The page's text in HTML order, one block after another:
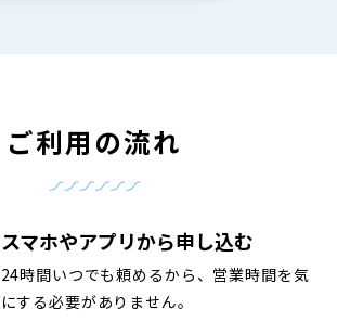
ご利用の流れ
スマホやアプリから申し込む
24時間いつでも頼めるから、営業時間を気
にする必要がありません。